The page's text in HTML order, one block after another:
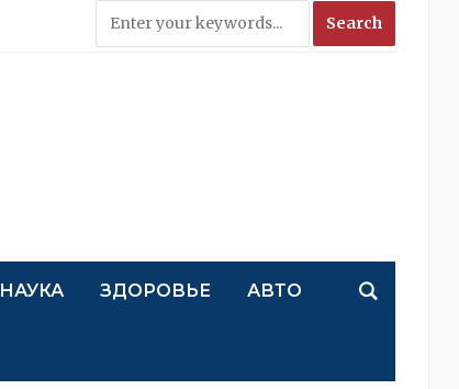
НАУКА ЗДОРОВЬЕ АВТО